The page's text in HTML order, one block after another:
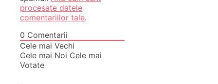
procesate datele
comentariilor tale.
0 Comentarii
Cele mai Vechi
Cele mai Noi Cele mai
Votate